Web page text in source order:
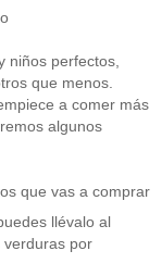
niños perfectos,
que menos.
a comer más
algunos
que vas a comprar
llévalo al
verduras por